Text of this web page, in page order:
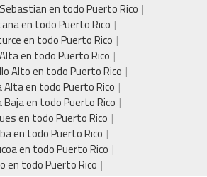
en todo Puerto Rico
en todo Puerto Rico
en todo Puerto Rico
en todo Puerto Rico
Alto en todo Puerto Rico
en todo Puerto Rico
en todo Puerto Rico
en todo Puerto Rico
en todo Puerto Rico
en todo Puerto Rico
en todo Puerto Rico